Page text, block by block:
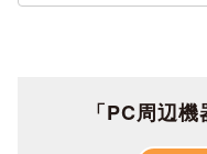
「PC周辺